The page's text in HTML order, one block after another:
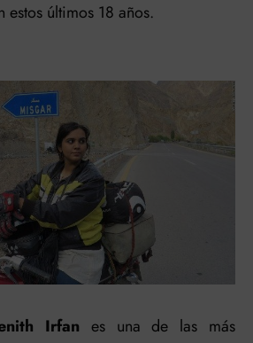
últimos 18 años.
Irfan es una de las más